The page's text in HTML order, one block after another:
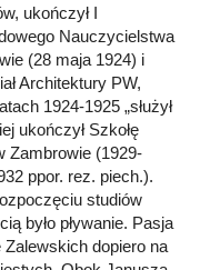
ukończył I
Nauczycielstwa
(28 maja 1924) i
Architektury PW,
1924-1925 „służył
ukończył Szkołę
Zambrowie (1929-
ppor. rez. piech.).
studiów
było pływanie. Pasja
Zalewskich dopiero na